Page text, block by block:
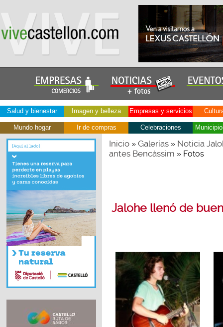
Salud y bienestar Imagen y belleza Empresas y servicios
Mundo hogar Ir de compras Celebraciones
Inicio» Galerías» Noticia
antes Bencàssim » Fotos
Jalohe llenó de